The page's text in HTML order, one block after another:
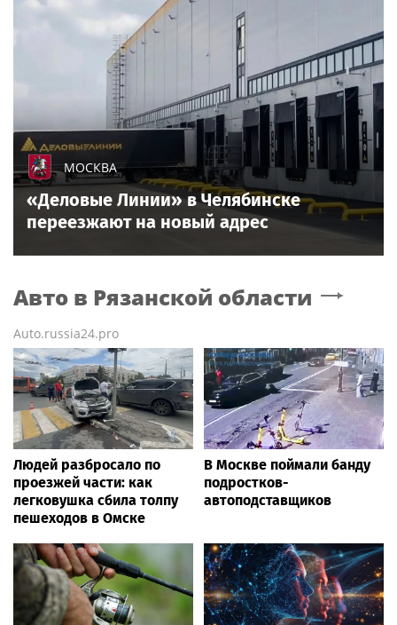
МОСКВА
«Деловые Линии» в Челябинске
переезжают на новый адрес
Авто в Рязанской области
Auto.russia24.pro
Людей разбросало по
проезжей части: как
легковушка сбила толпу
пешеходов в Омске
В Москве поймали банду
подростков-
автоподставщиков